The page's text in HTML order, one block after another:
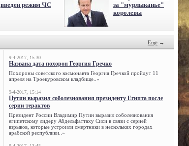
введен режим ЧС
за "мурлыканье"
королевы
Ещё →
9-4-2017, 15:30
Названа дата похорон Георгия Гречко
Похороны советского космонавта Георгия Гречкой пройдут 11
апреля на Троекуровском кладбище..»
9-4-2017, 15:14
Путин выразил соболезнования президенту Египта после
серии терактов
Президент России Владимир Путин выразил соболезнования
египетскому лидеру Абдельфаттаху Сиси в связи с серией
взрывов, которые устроили смертники в нескольких городах
арабской республики..»